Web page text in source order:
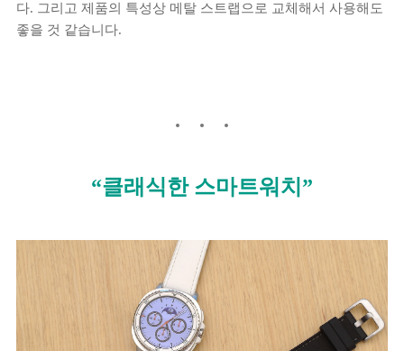
다. 그리고 제품의 특성상 메탈 스트랩으로 교체해서 사용해도
좋을 것 같습니다.
“클래식한 스마트워치”